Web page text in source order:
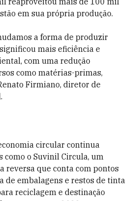
em sua própria produção.
a forma de produzir
mais eficiência e
com uma redução
como matérias-primas,
Firmiano, diretor de
circular continua
como o Suvinil Circula, um
reversa que conta com pontos
de embalagens e restos de tinta
reciclagem e destinação